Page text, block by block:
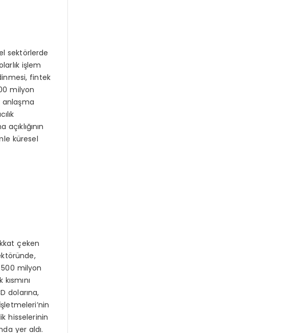
sektörlerde
işlem
fintek
milyon
anlaşma
küresel
çeken
500 milyon
dolarına,
hisselerinin
yer aldı.